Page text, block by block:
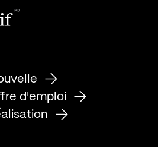
d'emploi